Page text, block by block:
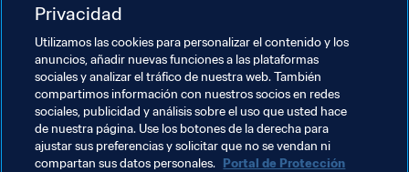
servicios de ocio y entretenimiento.
Temas relacionados
Presidente de la FIFA Organización
Organización
Privacidad
Utilizamos las cookies para personalizar el contenido y los
anuncios, añadir nuevas funciones a las plataformas
sociales y analizar el tráfico de nuestra web. También
compartimos información con nuestros socios en redes
sociales, publicidad y análisis sobre el uso que usted hace
de nuestra página. Use los botones de la derecha para
ajustar sus preferencias y solicitar que no se vendan ni
compartan sus datos personales. Portal de Protección